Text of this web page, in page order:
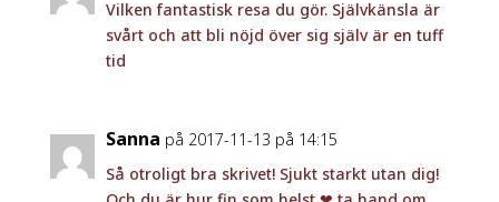
Vilken fantastisk resa du gör. Självkänsla är
svårt och att bli nöjd över sig själv är en tuff
tid
Sanna på 2017-11-13 på 14:15
Så otroligt bra skrivet! Sjukt starkt utan dig!